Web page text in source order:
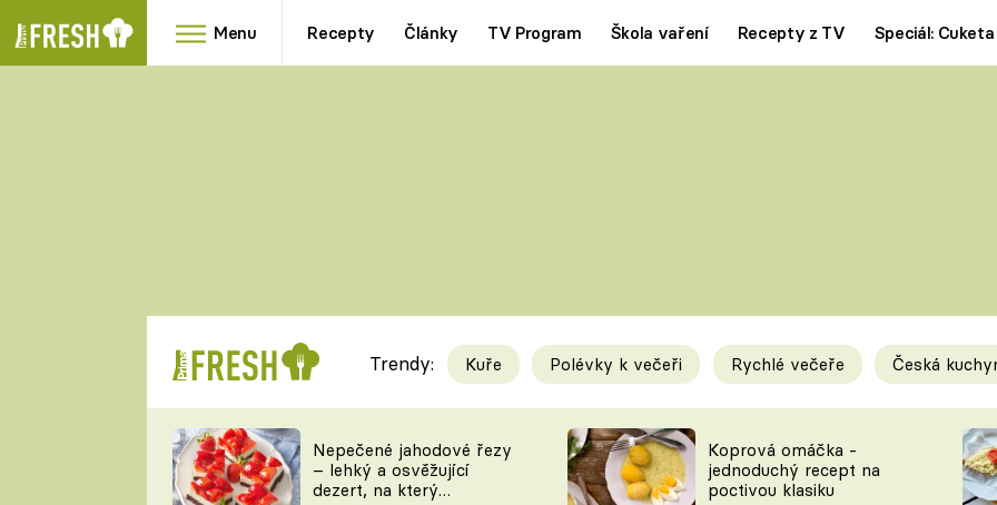
Menu Recepty Články TV Program Škola vaření Recepty z TV Speciál: Cuketa
RYCHLOVKY
Videorecepty
TEĎ VAŘÍ ŠÉF!
Tipy a triky
KAM ZA JÍDLEM
Trendy: Kuře Polévky k večeři Rychlé večeře Česká
Nepečené jahodové řezy
– lehký a osvěžující
dezert, na který
Koprová omáčka -
jednoduchý recept na
poctivou klasiku